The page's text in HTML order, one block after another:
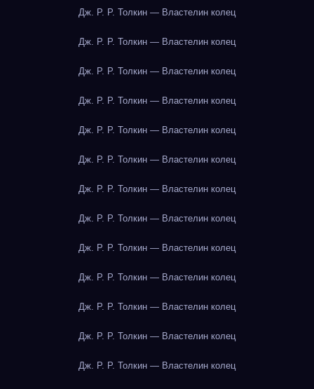
Дж. Р. Р. Толкин — Властелин колец
Дж. Р. Р. Толкин — Властелин колец
Дж. Р. Р. Толкин — Властелин колец
Дж. Р. Р. Толкин — Властелин колец
Дж. Р. Р. Толкин — Властелин колец
Дж. Р. Р. Толкин — Властелин колец
Дж. Р. Р. Толкин — Властелин колец
Дж. Р. Р. Толкин — Властелин колец
Дж. Р. Р. Толкин — Властелин колец
Дж. Р. Р. Толкин — Властелин колец
Дж. Р. Р. Толкин — Властелин колец
Дж. Р. Р. Толкин — Властелин колец
Дж. Р. Р. Толкин — Властелин колец